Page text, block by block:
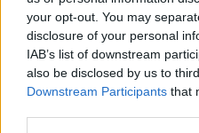
your opt-out. You may
disclosure of your personal
IAB’s list of downstream
also be disclosed by us to
Downstream Participants that
ehelyett a Köves
leszármazási
párhuzamba
és Köves Slomó
indítékaival